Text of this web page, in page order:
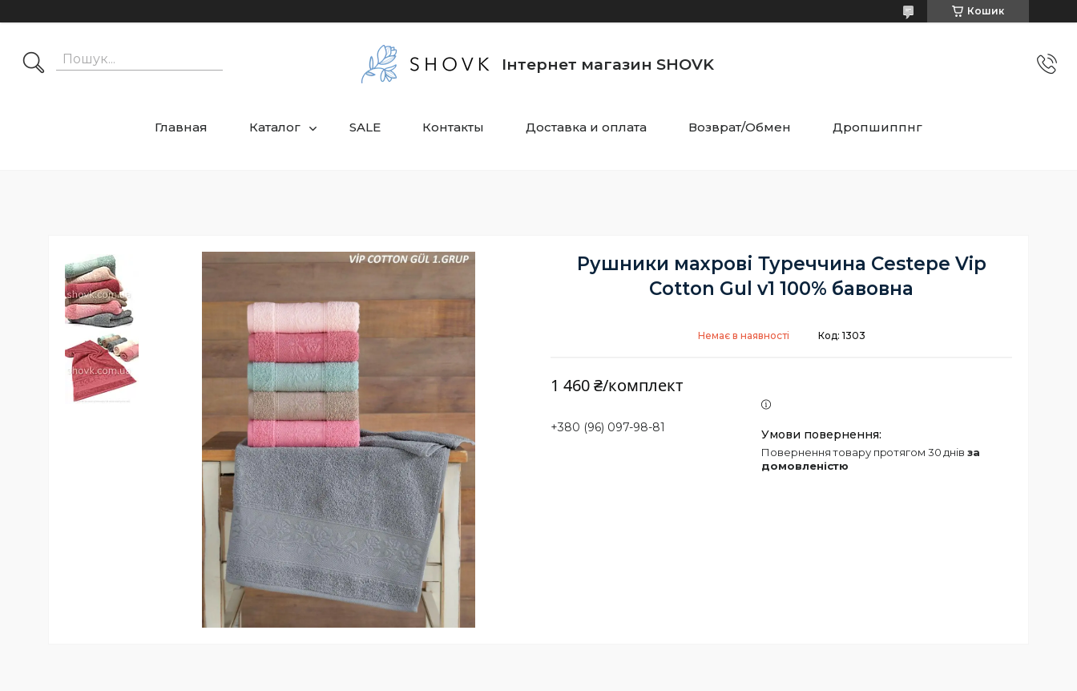
Кошик
Інтернет магазин SHOVK
Главная Каталог SALE Контакты Доставка и оплата Возврат/Обмен Дропшиппнг
Рушники махрові Туреччина Cestepe Vip
Cotton Gul v1 100% бавовна
Немає в наявності Код: 1303
1 460 ₴/комплект
+380 (96) 097-98-81
повернення товару протягом 30 днів за
домовленістю